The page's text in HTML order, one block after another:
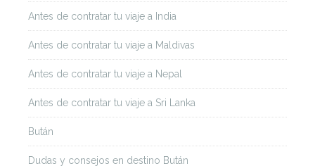
Antes de contratar tu viaje a India
Antes de contratar tu viaje a Maldivas
Antes de contratar tu viaje a Nepal
Antes de contratar tu viaje a Sri Lanka
Bután
Dudas y consejos en destino Bután